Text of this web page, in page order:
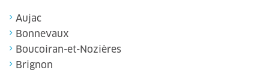
Aujac
Bonnevaux
Boucoiran-et-Nozières
Brignon